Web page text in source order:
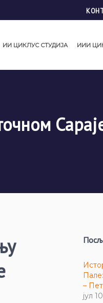
ИИ ЦИКЛУС СТУДИЈА ИИИ
–
јул